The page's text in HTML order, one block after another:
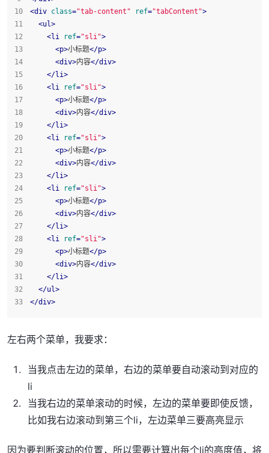
<div class="tab-content" ref="tabContent">
<ul>
<li ref="sli">
<p>小标题</p>
<div>内容</div>
</li>
<li ref="sli">
<p>小标题</p>
<div>内容</div>
</li>
<li ref="sli">
<p>小标题</p>
<div>内容</div>
</li>
<li ref="sli">
<p>小标题</p>
<div>内容</div>
</li>
<li ref="sli">
<p>小标题</p>
<div>内容</div>
</li>
</ul>
</div>
左右两个菜单，我要求：
当我点击左边的菜单，右边的菜单要自动滚动到对应的
li
当我右边的菜单滚动的时候，左边的菜单要即使反馈，
比如我右边滚动到第三个li，左边菜单三要高亮显示
因为要判断滚动的位置，所以需要计算出每个li的高度值，将